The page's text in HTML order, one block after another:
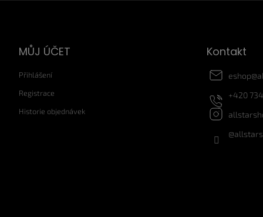
Z
MŮJ ÚČET
Přihlášení
Registrace
Historie objednávek
Kontakt
eshop@
+420